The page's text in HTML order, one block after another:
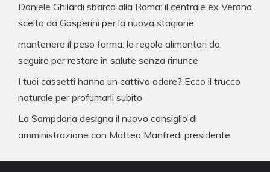
Daniele Ghilardi sbarca alla Roma: il centrale ex Verona
scelto da Gasperini per la nuova stagione
mantenere il peso forma: le regole alimentari da
seguire per restare in salute senza rinunce
I tuoi cassetti hanno un cattivo odore? Ecco il trucco
naturale per profumarli subito
La Sampdoria designa il nuovo consiglio di
amministrazione con Matteo Manfredi presidente